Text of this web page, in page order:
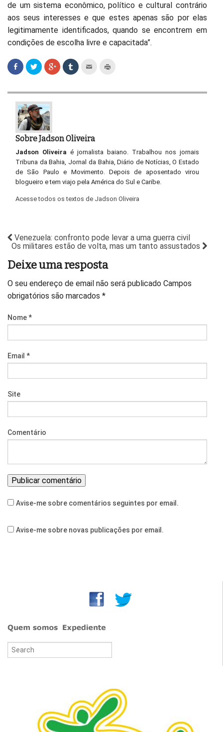
de um sistema econômico, político e cultural contrário
aos seus interesses e que estes apenas são por elas
legitimamente identificados, quando se encontrem em
condições de escolha livre e capacitada”.
Sobre Jadson Oliveira
Jadson Oliveira é jornalista baiano. Trabalhou nos jornais
Tribuna da Bahia, Jornal da Bahia, Diário de Notícias, O Estado
de São Paulo e Movimento. Depois de aposentado virou
blogueiro e tem viajo pela América do Sul e Caribe.
Acesse todos os textos de Jadson Oliveira
Venezuela: confronto pode levar a uma guerra civil
Os militares estão de volta, mas um tanto assustados
Deixe uma resposta
O seu endereço de email não será publicado Campos
obrigatórios são marcados *
Nome*
Email *
Site
Comentário
Avise-me sobre comentários seguintes por email.
Avise-me sobre novas publicações por email.